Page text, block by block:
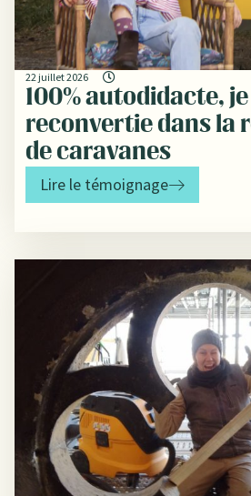
22 juillet 2026
100% autodidacte,
reconvertie dans la
de caravanes
Lire le témoignage